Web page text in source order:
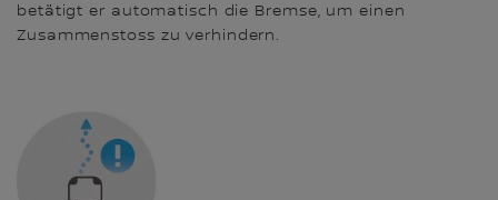
betätigt er automatisch die Bremse, um einen
Zusammenstoss zu verhindern.